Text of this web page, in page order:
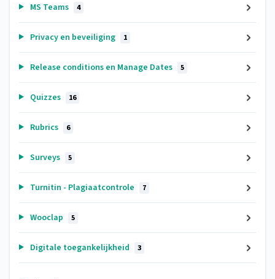
MS Teams 4
Privacy en beveiliging 1
Release conditions en Manage Dates 5
Quizzes 16
Rubrics 6
Surveys 5
Turnitin - Plagiaatcontrole 7
Wooclap 5
Digitale toegankelijkheid 3